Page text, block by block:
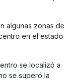
algunas zonas de
en el estado
se localizó a
se superó la